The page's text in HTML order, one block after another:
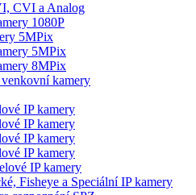
CVI a Analog
1080P
5MPix
5MPix
8MPix
kamery
IP kamery
IP kamery
IP kamery
IP kamery
IP kamery
Fisheye a Speciální IP kamery